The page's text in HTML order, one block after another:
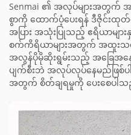
Senmai ၏ အလုပ်များအတွက် အ
စွာကို ထောက်ပံ့ပေးရန် ဒီဇိုင်းထု
အပြား အသုံးပြုသည့် ဧရိယာများ
စက်ကိရိယာများအတွက် အထူးသင့်
အလွန်ပိုမိုဆိုးရွမ်းသည့် အခြေအနေ
ပျက်စီးဘဲ အလုပ်လုပ်နေမည်ဖြစ်ပ
အတွက် စိတ်ချရမှုကို ပေးစေပါ